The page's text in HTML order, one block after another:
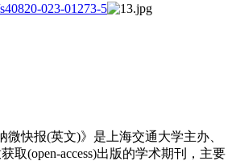
023-01273-5
微快报(英文)》是上海交通大学主办、
取(open-access)出版的学术期刊，主要